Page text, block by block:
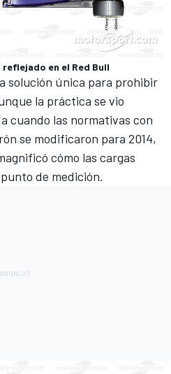
en el Red Bull
solución única para prohibir
la práctica se vio
cuando las normativas con
se modificaron para 2014,
cómo las cargas
de medición.